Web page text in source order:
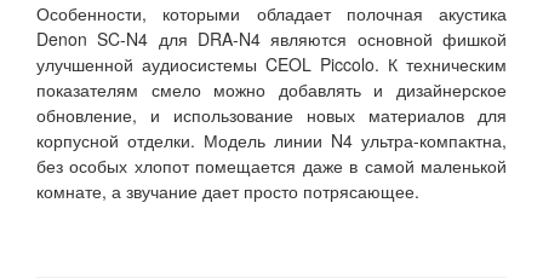
Особенности, которыми обладает полочная акустика
Denon SC-N4 для DRA-N4 являются основной фишкой
улучшенной аудиосистемы CEOL Piccolo. К техническим
показателям смело можно добавлять и дизайнерское
обновление, и использование новых материалов для
корпусной отделки. Модель линии N4 ультра-компактна,
без особых хлопот помещается даже в самой маленькой
комнате, а звучание дает просто потрясающее.